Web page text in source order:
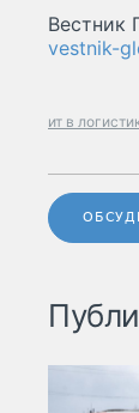
vestnik-
ит в